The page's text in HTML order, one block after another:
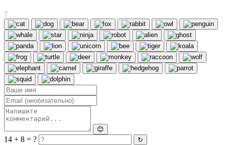
?
😊
14 + 8 = ? ↻